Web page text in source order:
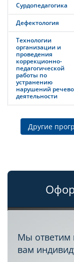
Сурдопедагогика
Дефектология
Технологии
организации и
проведения
коррекционно-
педагогической
работы по
устранению
нарушений
деятельности
Другие
Мы ответим
вам